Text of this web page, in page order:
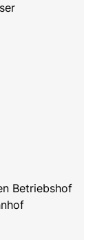
Betriebshof